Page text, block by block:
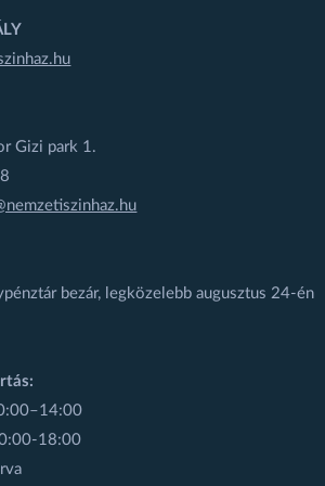
Gizi park 1.
bezár, legközelebb augusztus 24-én
18:00